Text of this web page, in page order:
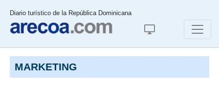
Diario turístico de la República Dominicana
MARKETING